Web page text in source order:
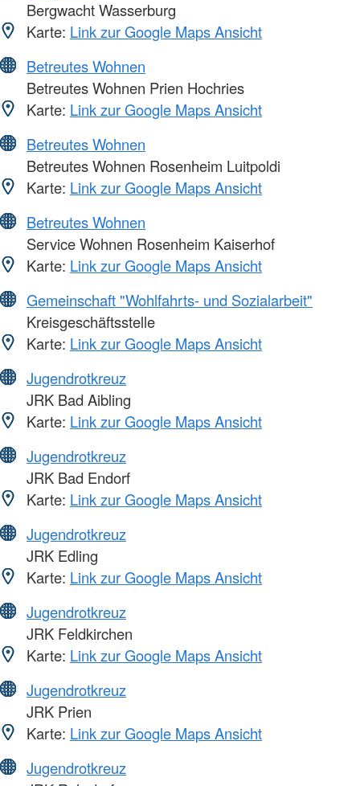
Bergwacht Wasserburg
Karte: Link zur Google Maps Ansicht
Betreutes Wohnen
Betreutes Wohnen Prien Hochries
Karte: Link zur Google Maps Ansicht
Betreutes Wohnen
Betreutes Wohnen Rosenheim Luitpoldi
Karte: Link zur Google Maps Ansicht
Betreutes Wohnen
Service Wohnen Rosenheim Kaiserhof
Karte: Link zur Google Maps Ansicht
Gemeinschaft "Wohlfahrts- und Sozialarbeit"
Kreisgeschäftsstelle
Karte: Link zur Google Maps Ansicht
Jugendrotkreuz
JRK Bad Aibling
Karte: Link zur Google Maps Ansicht
Jugendrotkreuz
JRK Bad Endorf
Karte: Link zur Google Maps Ansicht
Jugendrotkreuz
JRK Edling
Karte: Link zur Google Maps Ansicht
Jugendrotkreuz
JRK Feldkirchen
Karte: Link zur Google Maps Ansicht
Jugendrotkreuz
JRK Prien
Karte: Link zur Google Maps Ansicht
Jugendrotkreuz